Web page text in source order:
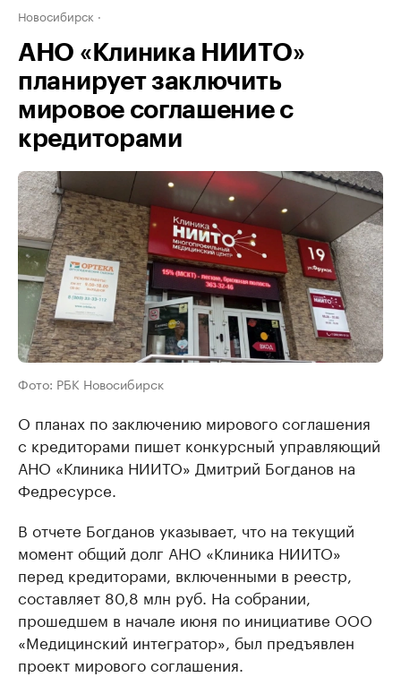
Новосибирск
АНО «Клиника НИИТО»
планирует заключить
мировое соглашение с
кредиторами
Фото: РБК Новосибирск
О планах по заключению мирового соглашения
с кредиторами пишет конкурсный управляющий
АНО «Клиника НИИТО» Дмитрий Богданов на
Федресурсе.
В отчете Богданов указывает, что на текущий
момент общий долг АНО «Клиника НИИТО»
перед кредиторами, включенными в реестр,
составляет 80,8 млн руб. На собрании,
прошедшем в начале июня по инициативе ООО
«Медицинский интегратор», был предъявлен
проект мирового соглашения.